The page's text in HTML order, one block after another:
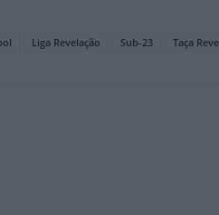
Liga Revelação Sub-23 Taça